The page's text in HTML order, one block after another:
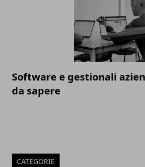
Software e gestionali
da sapere
CATEGORIE